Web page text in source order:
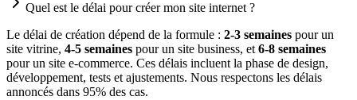
Quel est le délai pour créer mon site internet ?
Le délai de création dépend de la formule : 2-3 semaines pour un
site vitrine, 4-5 semaines pour un site business, et 6-8 semaines
pour un site e-commerce. Ces délais incluent la phase de design,
développement, tests et ajustements. Nous respectons les délais
annoncés dans 95% des cas.